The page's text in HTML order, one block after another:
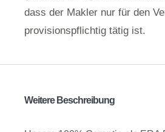
dass der Makler nur für den
provisionspflichtig tätig ist.
Weitere Beschreibung